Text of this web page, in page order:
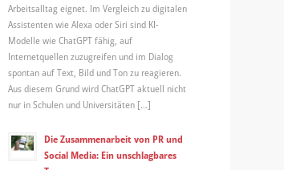
Arbeitsalltag eignet. Im Vergleich zu digitalen
Assistenten wie Alexa oder Siri sind KI-
Modelle wie ChatGPT fähig, auf
Internetquellen zuzugreifen und im Dialog
spontan auf Text, Bild und Ton zu reagieren.
Aus diesem Grund wird ChatGPT aktuell nicht
nur in Schulen und Universitäten […]
Die Zusammenarbeit von PR und
Social Media: Ein unschlagbares